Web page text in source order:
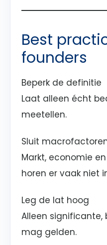
Best
founders
Beperk de definitie
Laat alleen écht
meetellen.
Sluit
Markt, economie
horen er vaak niet
Leg de lat hoog
Alleen significante,
mag gelden.